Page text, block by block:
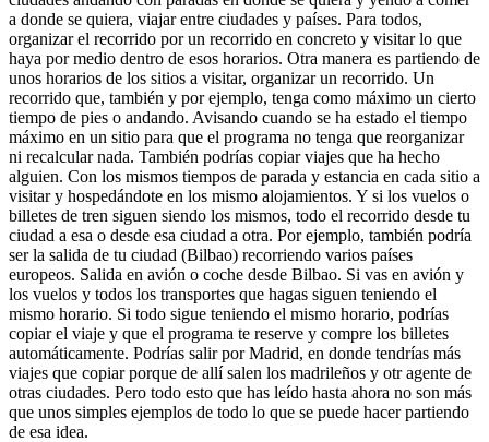
a donde se quiera, viajar entre ciudades y países. Para todos,
organizar el recorrido por un recorrido en concreto y visitar lo que
haya por medio dentro de esos horarios. Otra manera es partiendo de
unos horarios de los sitios a visitar, organizar un recorrido. Un
recorrido que, también y por ejemplo, tenga como máximo un cierto
tiempo de pies o andando. Avisando cuando se ha estado el tiempo
máximo en un sitio para que el programa no tenga que reorganizar
ni recalcular nada. También podrías copiar viajes que ha hecho
alguien. Con los mismos tiempos de parada y estancia en cada sitio a
visitar y hospedándote en los mismo alojamientos. Y si los vuelos o
billetes de tren siguen siendo los mismos, todo el recorrido desde tu
ciudad a esa o desde esa ciudad a otra. Por ejemplo, también podría
ser la salida de tu ciudad (Bilbao) recorriendo varios países
europeos. Salida en avión o coche desde Bilbao. Si vas en avión y
los vuelos y todos los transportes que hagas siguen teniendo el
mismo horario. Si todo sigue teniendo el mismo horario, podrías
copiar el viaje y que el programa te reserve y compre los billetes
automáticamente. Podrías salir por Madrid, en donde tendrías más
viajes que copiar porque de allí salen los madrileños y otr agente de
otras ciudades. Pero todo esto que has leído hasta ahora no son más
que unos simples ejemplos de todo lo que se puede hacer partiendo
de esa idea.